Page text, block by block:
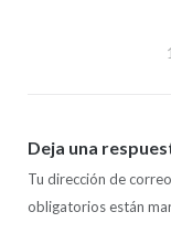
Deja una
Tu dirección de
obligatorios están